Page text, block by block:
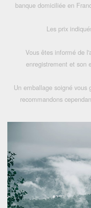
banque domiciliée en
Les prix
Vous êtes informé de
enregistrement et son
Un emballage soigné vous
recommandons